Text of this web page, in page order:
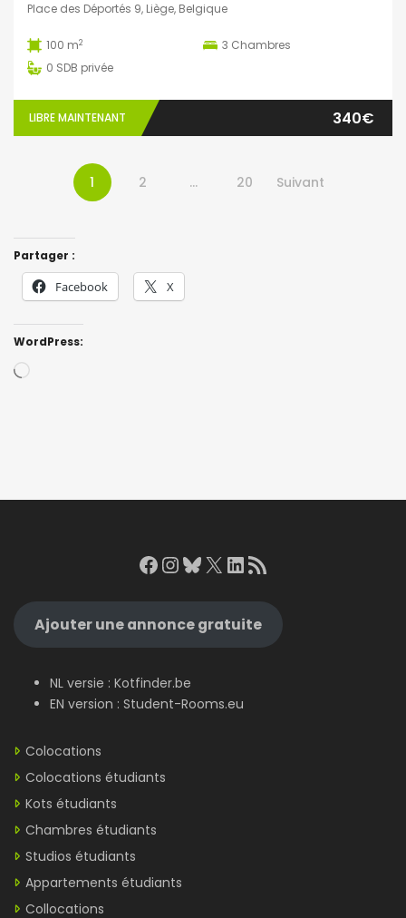
Place des Déportés 9, Liège, Belgique
100 m2 3 Chambres
0 SDB privée
LIBRE MAINTENANT 340€
1 2 … 20 Suivant
Partager :
Facebook X
WordPress:
Facebook
Instagram
Bluesky
X LinkedIn
RSS Feed
Ajouter une annonce gratuite
NL versie : Kotfinder.be
EN version : Student-Rooms.eu
Colocations
Colocations étudiants
Kots étudiants
Chambres étudiants
Studios étudiants
Appartements étudiants
Collocations